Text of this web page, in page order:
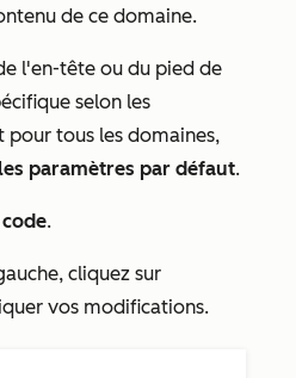
de ce domaine.
l'en-tête ou du pied de
selon les
tous les domaines,
paramètres par défaut.
.
cliquez sur
vos modifications.